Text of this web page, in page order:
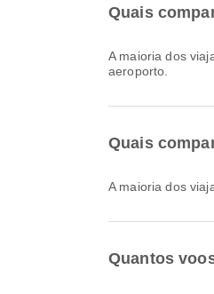
Quais
A maioria dos
aeroporto.
Quais
A maioria dos
Quantos